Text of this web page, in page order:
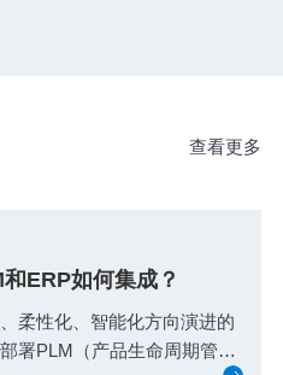
查看更多
ERP如何集成？
柔性化、智能化方向演进的
署PLM（产品生命周期管